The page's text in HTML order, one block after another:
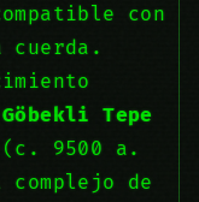
con
cuerda.
Göbekli Tepe
9500 a.
complejo de